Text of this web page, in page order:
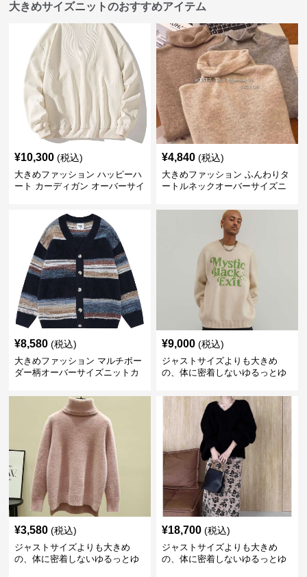
大きめサイズニットのおすすめアイテム
¥10,300 (税込)
大きめファッション ハッピーハ
ート カーディガン オーバーサイ
¥4,840 (税込)
大きめファッション ふんわりタ
ートルネックオーバーサイズニ
¥8,580 (税込)
大きめファッション マルチボー
ダー柄オーバーサイズニットカ
¥9,000 (税込)
ジャストサイズよりも大きめ
の、体に密着しないゆるっとゆ
ビッグシルエットロゴニット
¥3,580 (税込)
ジャストサイズよりも大きめ
の、体に密着しないゆるっとゆ
¥18,700 (税込)
ジャストサイズよりも大きめ
の、体に密着しないゆるっとゆ